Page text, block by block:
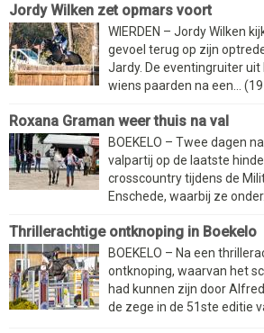
Jordy Wilken zet opmars voort
WIERDEN – Jordy Wilken
gevoel terug op zijn
Jardy. De eventingruiter uit
wiens paarden na een...
Roxana Graman weer thuis na val
BOEKELO – Twee dagen
valpartij op de laatste
crosscountry tijdens de
Enschede, waarbij ze
Thrillerachtige ontknoping in Boekelo
BOEKELO – Na een
ontknoping, waarvan het
had kunnen zijn door
de zege in de 51ste editie